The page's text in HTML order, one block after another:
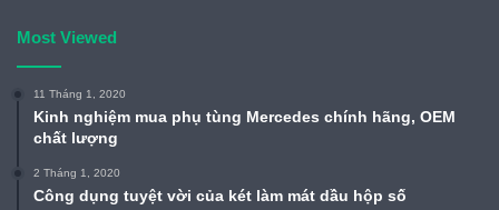
Most Viewed
11 Tháng 1, 2020
Kinh nghiệm mua phụ tùng Mercedes chính hãng, OEM
chất lượng
2 Tháng 1, 2020
Công dụng tuyệt vời của két làm mát dầu hộp số